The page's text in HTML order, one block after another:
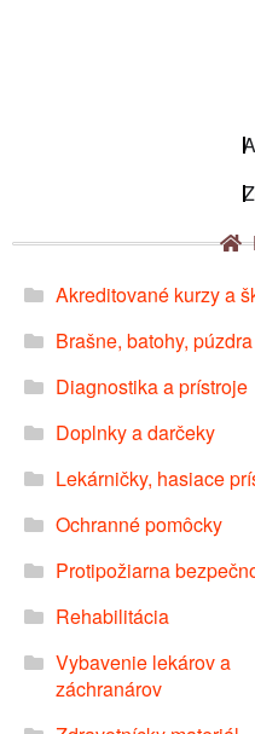
Akreditované kurzy a
Brašne, batohy, púzdra
Diagnostika a prístroje
Doplnky a darčeky
Lekárničky, hasiace
Ochranné pomôcky
Protipožiarna
Rehabilitácia
Vybavenie lekárov a
záchranárov